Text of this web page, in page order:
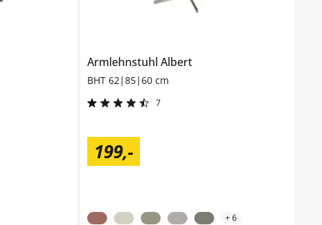
Armlehnstuhl Albert
BHT 62|85|60 cm
7
199,-
+6